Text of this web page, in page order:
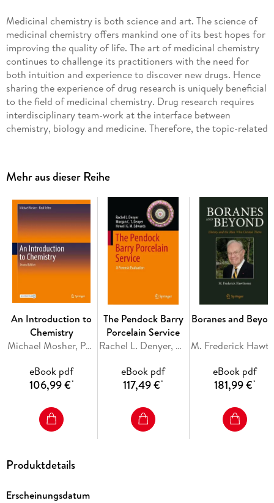
Medicinal chemistry is both science and art. The science of
medicinal chemistry offers mankind one of its best hopes for
improving the quality of life. The art of medicinal chemistry
continues to challenge its practitioners with the need for
both intuition and experience to discover new drugs. Hence
sharing the experience of drug research is uniquely beneficial
to the field of medicinal chemistry. Drug research requires
interdisciplinary team-work at the interface between
chemistry, biology and medicine. Therefore, the topic-related
targets, structural biology, drugability of targets, drug design
approaches, chemogenomics, synthetic chemistry including
combinatorial methods, bioorganic chemistry, natural
compounds, high-throughput screening, pharmacological in
vitro and in vivo investigations, drug-receptor interactions
on the molecular level, structure-activity relationships, drug
absorption, distribution, metabolism, elimination, toxicology
and pharmacogenomics. In general, special volumes are
Mehr aus dieser Reihe
An Introduction to
Chemistry
Michael Mosher, Paul Kelter
eBook pdf
106,99 €*
The Pendock Barry
Porcelain Service
Rachel L. Denyer, Morgan C. T. Denyer, Howell G. M. Edwards
eBook pdf
117,49 €*
Boranes and
eBook pdf
181,99 €*
Produktdetails
Erscheinungsdatum